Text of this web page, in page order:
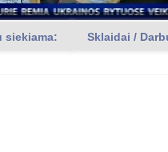
siekiama: Sklaidai /